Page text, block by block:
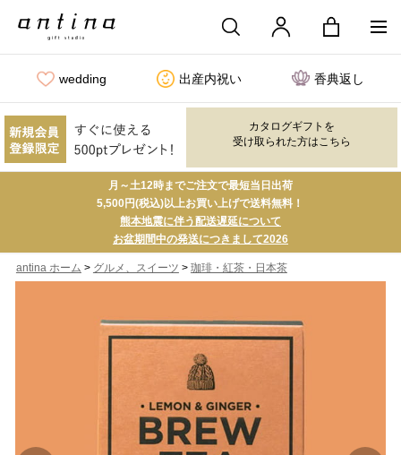
wedding 出産内祝い 香典返し
カタログギフトを
受け取られた方はこちら
月～土12時までご注文で最短当日出荷
5,500円(税込)以上お買い上げで送料無料！
熊本地震に伴う配送遅延について
お盆期間中の発送につきまして2026
antina ホーム > グルメ、スイーツ > 珈琲・紅茶・日本茶